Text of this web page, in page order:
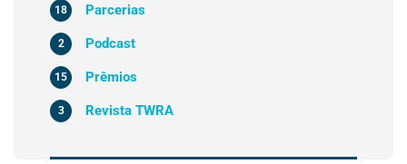
Parcerias
18
Podcast
2
Prêmios
15
Revista TWRA
3